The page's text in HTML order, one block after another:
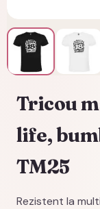
Tricou
life,
TM25
Rezistent la